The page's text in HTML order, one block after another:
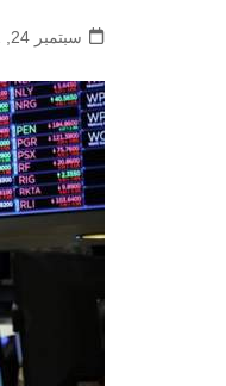
سبتمبر 24, 2022